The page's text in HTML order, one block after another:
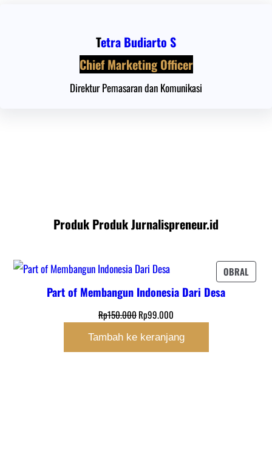
Tetra Budiarto S
Chief Marketing Officer
Direktur Pemasaran dan Komunikasi
Produk Produk Jurnalispreneur.id
OBRAL
Part of Membangun Indonesia Dari Desa
Rp150.000Harga
Rp99.000
ini
Tambah ke keranjang